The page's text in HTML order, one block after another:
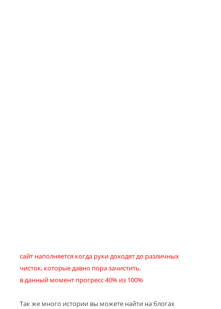
сайт наполняется когда руки доходят до различных
чисток, которые давно пора зачистить.
в данный момент прогресс 40% из 100%
Так же много истории вы можете найти на блогах